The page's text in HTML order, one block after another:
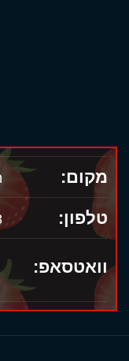
מקום:
טלפון:
וואטסאפ: